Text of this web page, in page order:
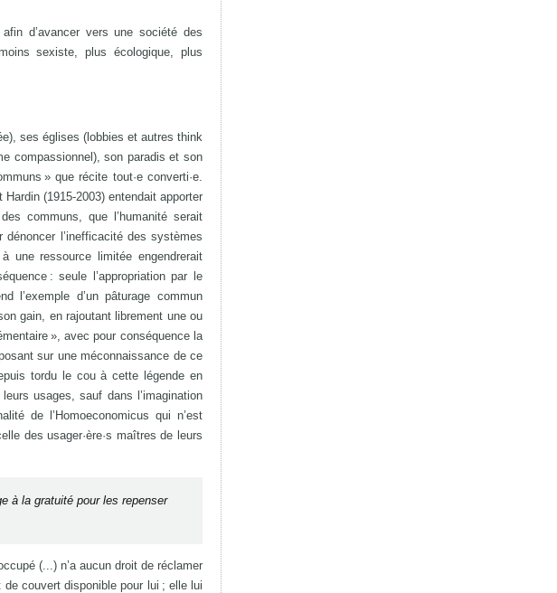
d’avancer vers une société des
sexiste, plus écologique, plus
ses églises (lobbies et autres think
compassionnel), son paradis et son
» que récite tout·e converti·e.
(1915-2003) entendait apporter
communs, que l’humanité serait
l’inefficacité des systèmes
une ressource limitée engendrerait
: seule l’appropriation par le
l’exemple d’un pâturage commun
gain, en rajoutant librement une ou
», avec pour conséquence la
sur une méconnaissance de ce
tordu le cou à cette légende en
usages, sauf dans l’imagination
de l’Homoeconomicus qui n’est
des usager·ère·s maîtres de leurs
à la gratuité pour les repenser
(...) n’a aucun droit de réclamer
couvert disponible pour lui ; elle lui